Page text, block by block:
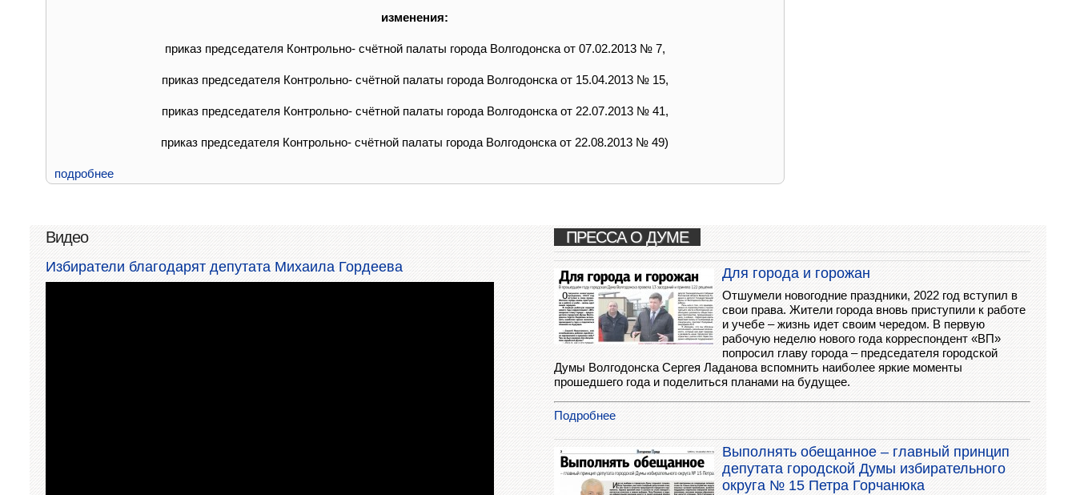
изменения:
приказ председателя Контрольно- счётной палаты города Волгодонска от 07.02.2013 № 7,
приказ председателя Контрольно- счётной палаты города Волгодонска от 15.04.2013 № 15,
приказ председателя Контрольно- счётной палаты города Волгодонска от 22.07.2013 № 41,
приказ председателя Контрольно- счётной палаты города Волгодонска от 22.08.2013 № 49)
подробнее
Видео
Избиратели благодарят депутата Михаила Гордеева
ПРЕССА О ДУМЕ
Для города и горожан
Отшумели новогодние праздники, 2022 год вступил в
свои права. Жители города вновь приступили к работе
и учебе – жизнь идет своим чередом. В первую
рабочую неделю нового года корреспондент «ВП»
попросил главу города – председателя городской
Думы Волгодонска Сергея Ладанова вспомнить наиболее яркие моменты
прошедшего года и поделиться планами на будущее.
Подробнее
Выполнять обещанное – главный принцип
депутата городской Думы избирательного
округа № 15 Петра Горчанюка